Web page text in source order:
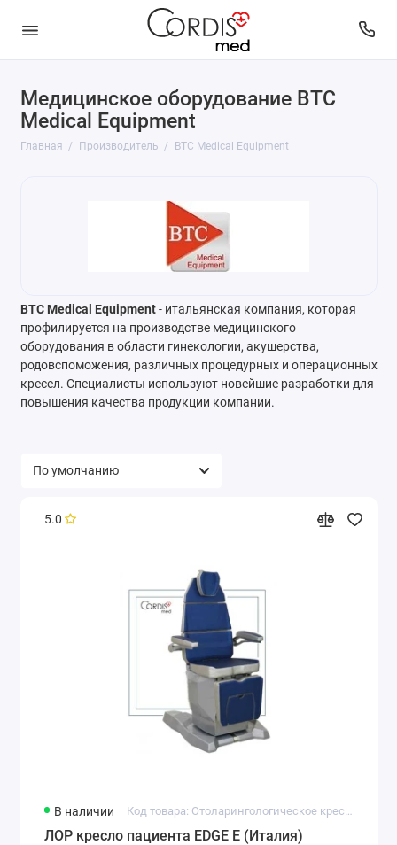
Медицинское оборудование BTC
Medical Equipment
Главная Производитель BTC Medical Equipment
BTC Medical Equipment- итальянская компания, которая
профилируется на производстве медицинского
оборудования в области гинекологии, акушерства,
родовспоможения, различных процедурных и операционных
кресел. Специалисты используют новейшие разработки для
повышения качества продукции компании.
5.0
В наличии
ЛОР кресло пациента EDGE E (Италия)